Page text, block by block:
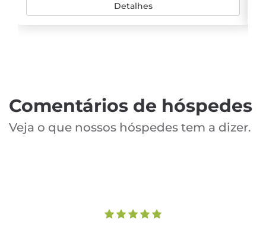
Detalhes
Comentários de hóspedes
Veja o que nossos hóspedes tem a dizer.